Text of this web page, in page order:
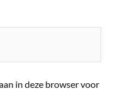
in deze browser voor